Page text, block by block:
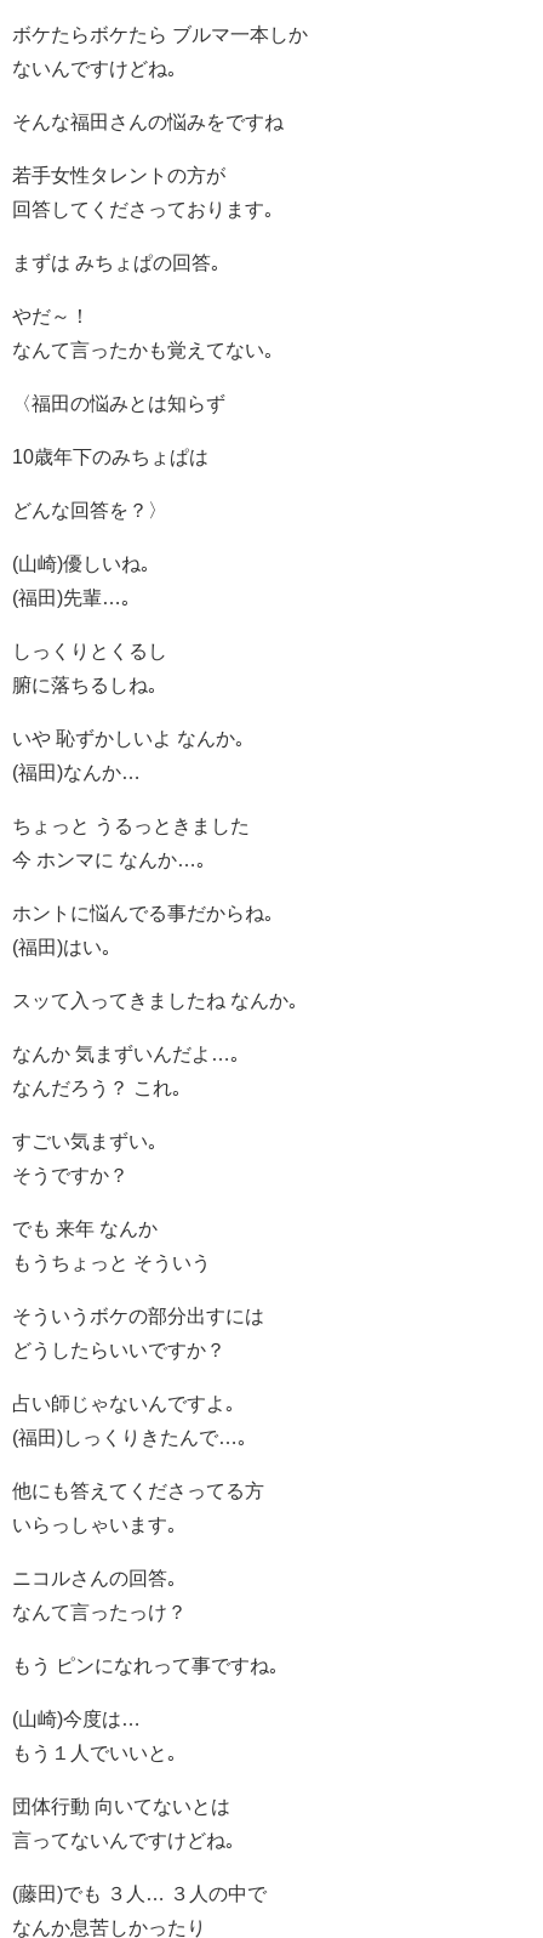
ボケたらボケたら ブルマ一本しか
ないんですけどね｡
そんな福田さんの悩みをですね
若手女性タレントの方が
回答してくださっております｡
まずは みちょぱの回答｡
やだ～！
なんて言ったかも覚えてない｡
〈福田の悩みとは知らず
10歳年下のみちょぱは
どんな回答を？〉
(山崎)優しいね｡
(福田)先輩…｡
しっくりとくるし
腑に落ちるしね｡
いや 恥ずかしいよ なんか｡
(福田)なんか…
ちょっと うるっときました
今 ホンマに なんか…｡
ホントに悩んでる事だからね｡
(福田)はい｡
スッて入ってきましたね なんか｡
なんか 気まずいんだよ…｡
なんだろう？ これ｡
すごい気まずい｡
そうですか？
でも 来年 なんか
もうちょっと そういう
そういうボケの部分出すには
どうしたらいいですか？
占い師じゃないんですよ｡
(福田)しっくりきたんで…｡
他にも答えてくださってる方
いらっしゃいます｡
ニコルさんの回答｡
なんて言ったっけ？
もう ピンになれって事ですね｡
(山崎)今度は…
もう１人でいいと｡
団体行動 向いてないとは
言ってないんですけどね｡
(藤田)でも ３人… ３人の中で
なんか息苦しかったり